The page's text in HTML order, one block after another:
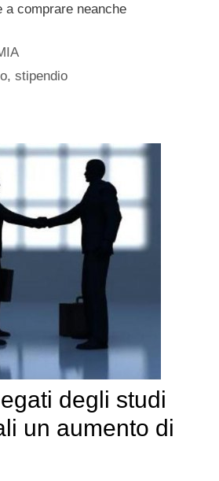
comprare neanche
,stipendio
degli studi
un aumento di